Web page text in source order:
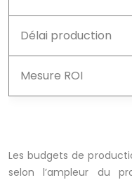
Délai production
Mesure ROI
Les budgets de
selon l’ampleur du